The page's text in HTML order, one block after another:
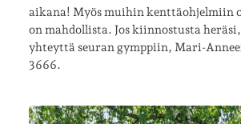
aikana! Myös muihin kenttäohjelmiin
on mahdollista. Jos kiinnostusta
yhteyttä seuran gymppiin, Mari-
3666.